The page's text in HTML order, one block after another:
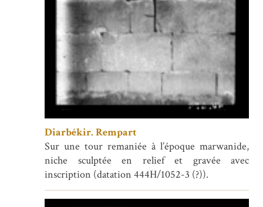
Diarbékir. Rempart
Sur une tour remaniée à l’époque marwanide,
niche sculptée en relief et gravée avec
inscription (datation 444H/1052-3 (?)).